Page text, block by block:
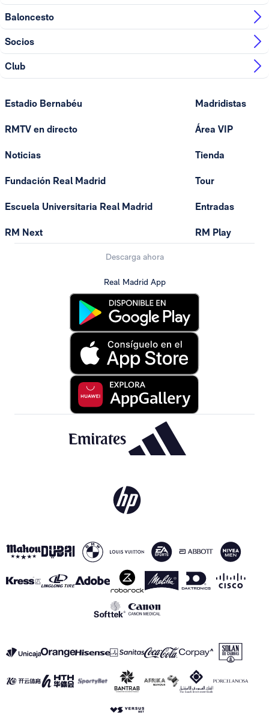
Baloncesto
Socios
Club
Estadio Bernabéu
RMTV en directo
Noticias
Fundación Real Madrid
Escuela Universitaria Real Madrid
RM Next
Madridistas
Área VIP
Tienda
Tour
Entradas
RM Play
Descarga ahora
Real Madrid App